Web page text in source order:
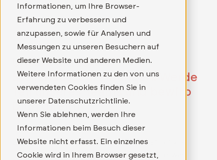
Informationen, um Ihre Browser-
Erfahrung zu verbessern und
anzupassen, sowie für Analysen und
Messungen zu unseren Besuchern auf
dieser Website und anderen Medien.
Weitere Informationen zu den von uns
verwendeten Cookies finden Sie in
unserer Datenschutzrichtlinie.
Wenn Sie ablehnen, werden Ihre
Informationen beim Besuch dieser
Website nicht erfasst. Ein einzelnes
Cookie wird in Ihrem Browser gesetzt,
Unsere aktuellen
Stellenausschreibungen: Werde
Teil unseres Teams und bewirb
Dich direkt!
Wer mehr als nur einen Job sucht und in einem
Umfeld arbeiten möchte, in dem wirklich etwas